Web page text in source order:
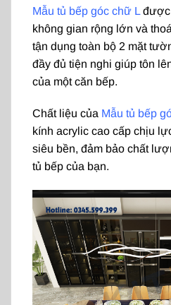
Mẫu tủ bếp góc chữ L được
không gian rộng lớn và
tận dụng toàn bộ 2 mặt
đầy đủ tiện nghi giúp tôn
của một căn bếp.
Chất liệu của Mẫu tủ bếp
kính acrylic cao cấp chịu
siêu bền, đảm bảo chất
tủ bếp của bạn.